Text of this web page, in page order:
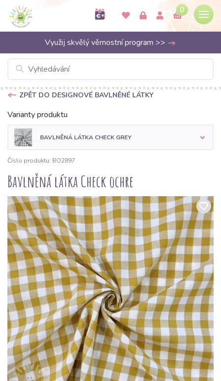
0
Využij skvělý věrnostní program >>
ZPĚT DO DESIGNOVÉ BAVLNĚNÉ LÁTKY
Varianty produktu
BAVLNĚNÁ LÁTKA CHECK GREY
Číslo produktu: BO2897
Bavlněná látka Check ochre